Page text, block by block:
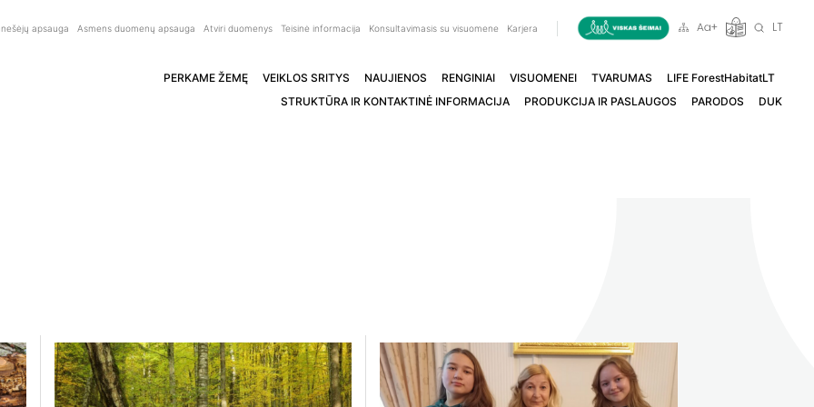
apsauga Asmens duomenų apsauga Atviri duomenys Teisinė informacija Konsultavimasis su visuomene Karjera LT
PERKAME ŽEMĘ VEIKLOS SRITYS NAUJIENOS RENGINIAI VISUOMENEI TVARUMAS
LIFE ForestHabitatLT
STRUKTŪRA IR KONTAKTINĖ INFORMACIJA
PRODUKCIJA IR PASLAUGOS PARODOS DUK